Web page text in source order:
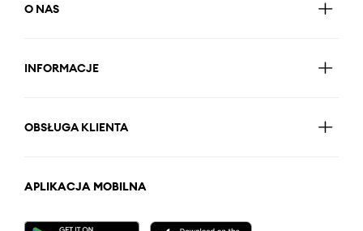
O NAS
INFORMACJE
OBSŁUGA KLIENTA
APLIKACJA MOBILNA